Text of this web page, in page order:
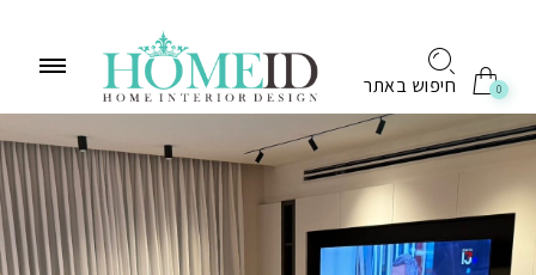
חיפוש באתר 0